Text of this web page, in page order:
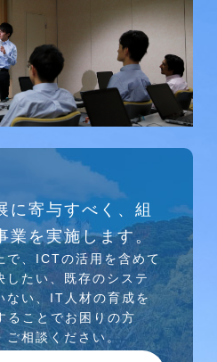
会、WEB/SNS研究会を
に寄与すべく、組
を実施します。
で、ICTの活⽤を含めて
したい、既存のシステ
ない、IT⼈材の育成を
ることでお困りの⽅
ご相談ください。